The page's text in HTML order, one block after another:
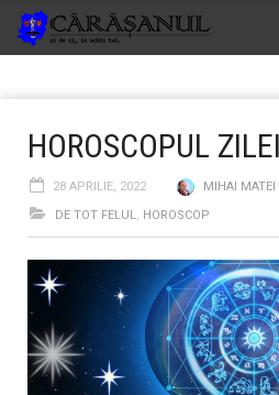
HOROSCOPUL
28 APRILIE, 2022
MIHAI MATEI
DE TOT FELUL, HOROSCOP